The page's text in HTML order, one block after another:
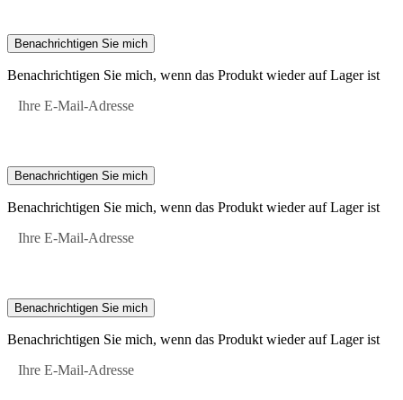
Benachrichtigen Sie mich
Benachrichtigen Sie mich, wenn das Produkt wieder auf Lager ist
Ihre E-Mail-Adresse
Benachrichtigen Sie mich
Benachrichtigen Sie mich, wenn das Produkt wieder auf Lager ist
Ihre E-Mail-Adresse
Benachrichtigen Sie mich
Benachrichtigen Sie mich, wenn das Produkt wieder auf Lager ist
Ihre E-Mail-Adresse